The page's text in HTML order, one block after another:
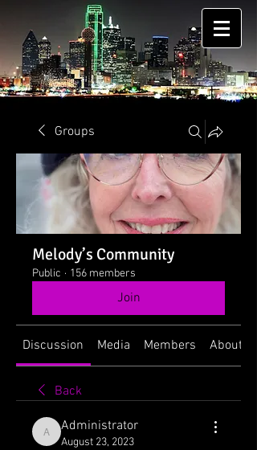
Groups
Melody’s Community
Public · 156 members
Join
Discussion Media Members About
Back
Administrator
Administrator
August 23, 2023